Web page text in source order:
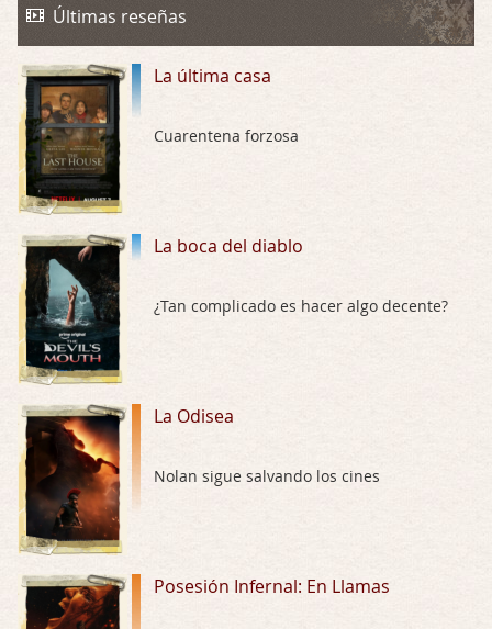
Por: Talan Gwynek
La Odisea
Por: Draghann
No sé si entrar en polémicas con respect …
Trance
Por: Luar
El señor de las moscas
Por: Luar
Hungry
Por: Croc
Las 10 películas gore de Almas Oscuras
Por: JORDI CRUYFF
Possession
Por: Chupasangre
Últimas reseñas
La última casa
Cuarentena forzosa
La boca del diablo
¿Tan complicado es hacer algo decente?
La Odisea
Nolan sigue salvando los cines
Posesión Infernal: En Llamas